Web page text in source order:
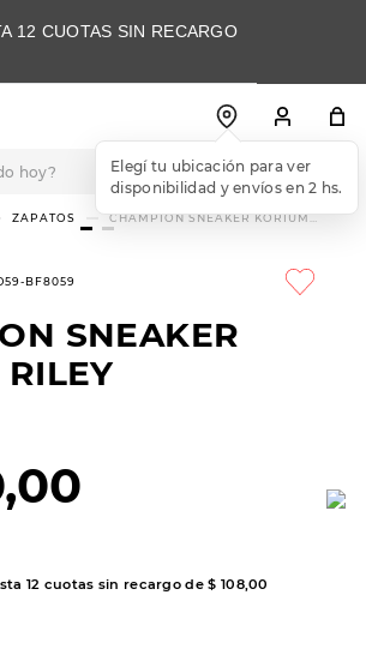
12 CUOTAS SIN RECARGO
Elegí tu ubicación para ver
disponibilidad y envíos en 2 hs.
ZAPATOS
CHAMPION SNEAKER KORIUM
RILEY
BF8059
SNEAKER
,00
12 cuotas sin recargo de$ 108,00
TÉRMINOS MÁS
BUSCADOS
3